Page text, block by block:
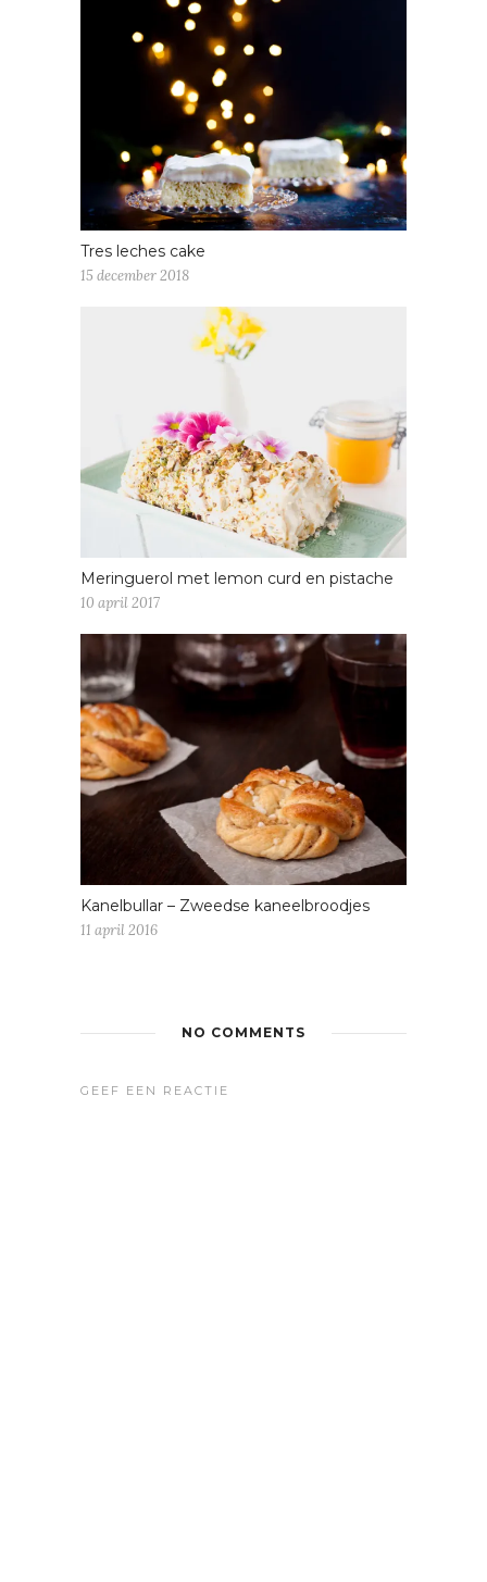
Tres leches cake
15 december 2018
Meringuerol met lemon curd en pistache
10 april 2017
Kanelbullar – Zweedse kaneelbroodjes
11 april 2016
NO COMMENTS
GEEF EEN REACTIE